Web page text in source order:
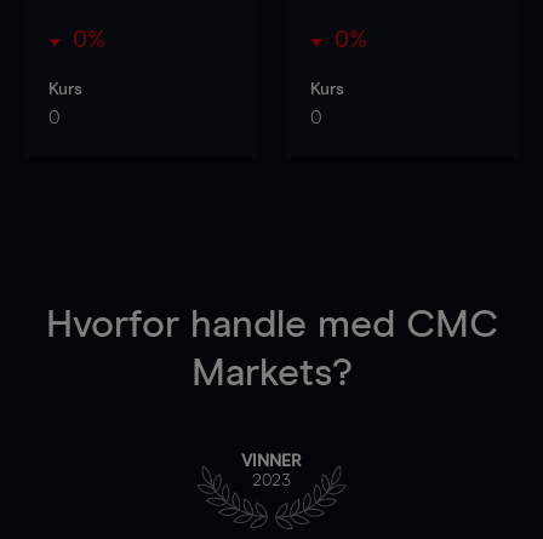
0%
Kurs
0
0%
Kurs
0
Hvorfor handle med CMC
Markets?
VINNER
2023